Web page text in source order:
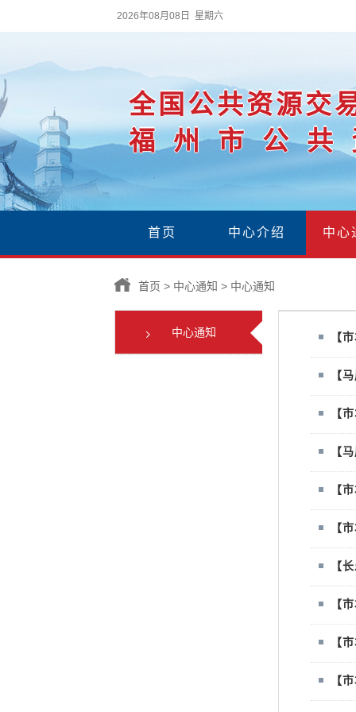
2026年08月08日 星期六
全国公共资源交
福州市公
首页 中心介绍 中心
首页 > 中心通知 > 中心通知
中心通知 【
【
【
【
【
【
【
【